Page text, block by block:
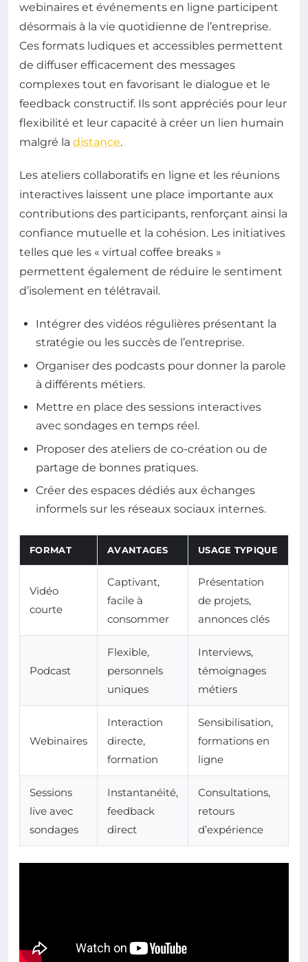
webinaires et événements en ligne participent
désormais à la vie quotidienne de l’entreprise.
Ces formats ludiques et accessibles permettent
de diffuser efficacement des messages
complexes tout en favorisant le dialogue et le
feedback constructif. Ils sont appréciés pour leur
flexibilité et leur capacité à créer un lien humain
malgré la distance.
Les ateliers collaboratifs en ligne et les réunions
interactives laissent une place importante aux
contributions des participants, renforçant ainsi la
confiance mutuelle et la cohésion. Les initiatives
telles que les « virtual coffee breaks »
permettent également de réduire le sentiment
d’isolement en télétravail.
Intégrer des vidéos régulières présentant la
stratégie ou les succès de l’entreprise.
Organiser des podcasts pour donner la parole
à différents métiers.
Mettre en place des sessions interactives
avec sondages en temps réel.
Proposer des ateliers de co-création ou de
partage de bonnes pratiques.
Créer des espaces dédiés aux échanges
informels sur les réseaux sociaux internes.
FORMAT AVANTAGES USAGE TYPIQUE
Vidéo
courte
Captivant,
facile à
consommer
Présentation
de projets,
annonces clés
Podcast
Flexible,
personnels
uniques
Interviews,
témoignages
métiers
Webinaires
Interaction
directe,
formation
Sensibilisation,
formations en
ligne
Sessions
live avec
sondages
Instantanéité,
feedback
direct
Consultations,
retours
d’expérience